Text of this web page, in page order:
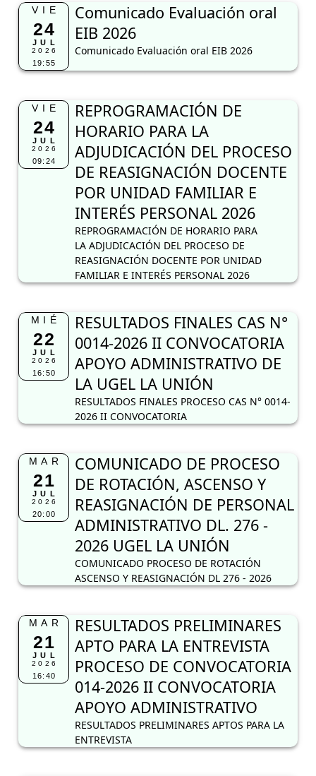
VIE
24
JUL
2026
19:55
Comunicado Evaluación oral
EIB 2026
Comunicado Evaluación oral EIB 2026
VIE
24
JUL
2026
09:24
REPROGRAMACIÓN DE
HORARIO PARA LA
ADJUDICACIÓN DEL PROCESO
DE REASIGNACIÓN DOCENTE
POR UNIDAD FAMILIAR E
INTERÉS PERSONAL 2026
REPROGRAMACIÓN DE HORARIO PARA
LA ADJUDICACIÓN DEL PROCESO DE
REASIGNACIÓN DOCENTE POR UNIDAD
FAMILIAR E INTERÉS PERSONAL 2026
MIÉ
22
JUL
2026
16:50
RESULTADOS FINALES CAS N°
0014-2026 II CONVOCATORIA
APOYO ADMINISTRATIVO DE
LA UGEL LA UNIÓN
RESULTADOS FINALES PROCESO CAS N° 0014-
2026 II CONVOCATORIA
MAR
21
JUL
2026
20:00
COMUNICADO DE PROCESO
DE ROTACIÓN, ASCENSO Y
REASIGNACIÓN DE PERSONAL
ADMINISTRATIVO DL. 276 -
2026 UGEL LA UNIÓN
COMUNICADO PROCESO DE ROTACIÓN
ASCENSO Y REASIGNACIÓN DL 276 - 2026
MAR
21
JUL
2026
16:40
RESULTADOS PRELIMINARES
APTO PARA LA ENTREVISTA
PROCESO DE CONVOCATORIA
014-2026 II CONVOCATORIA
APOYO ADMINISTRATIVO
RESULTADOS PRELIMINARES APTOS PARA LA
ENTREVISTA